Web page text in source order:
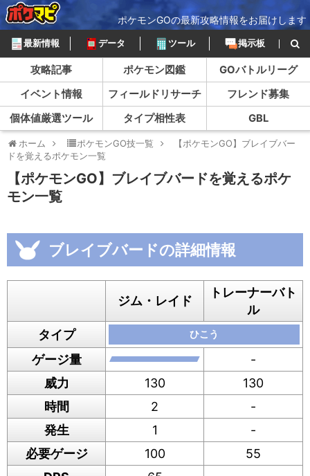
ポケモンGOの最新攻略情報をお届けします
最新情報 データ ツール 掲示板
攻略記事 ポケモン図鑑
GOバトルリーグ
イベント情報
フィールドリサーチ
フレンド募集
個体値厳選ツール
タイプ相性表 GBL
ホーム ポケモンGO技一覧
【ポケモンGO】ブレイブバー
ドを覚えるポケモン一覧
【ポケモンGO】ブレイブバードを覚えるポケ
モン一覧
ブレイブバードの詳細情報
ジム・レイド
トレーナーバト
ル
タイプ
ひこう
ゲージ量
-
威力
130
130
時間
2
-
発生
1
-
必要ゲージ
100
55